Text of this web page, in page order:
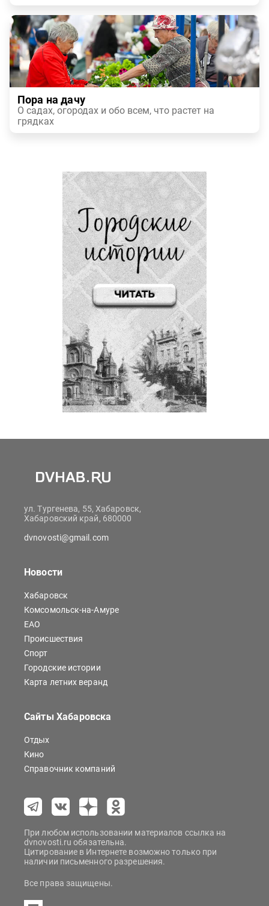
Пора на дачу
О садах, огородах и обо всем, что растет на
грядках
ул. Тургенева, 55, Хабаровск,
Хабаровский край, 680000
dvnovosti@gmail.com
Новости
Хабаровск
Комсомольск-на-Амуре
ЕАО
Происшествия
Спорт
Городские истории
Карта летних веранд
Сайты Хабаровска
Отдых
Кино
Справочник компаний
При любом использовании материалов ссылка на
dvnovosti.ru обязательна.
Цитирование в Интернете возможно только при
наличии письменного разрешения.
Все права защищены.